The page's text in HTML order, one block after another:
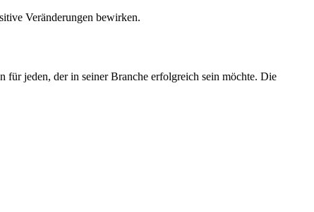
Veränderungen bewirken.
jeden, der in seiner Branche erfolgreich sein möchte. Die